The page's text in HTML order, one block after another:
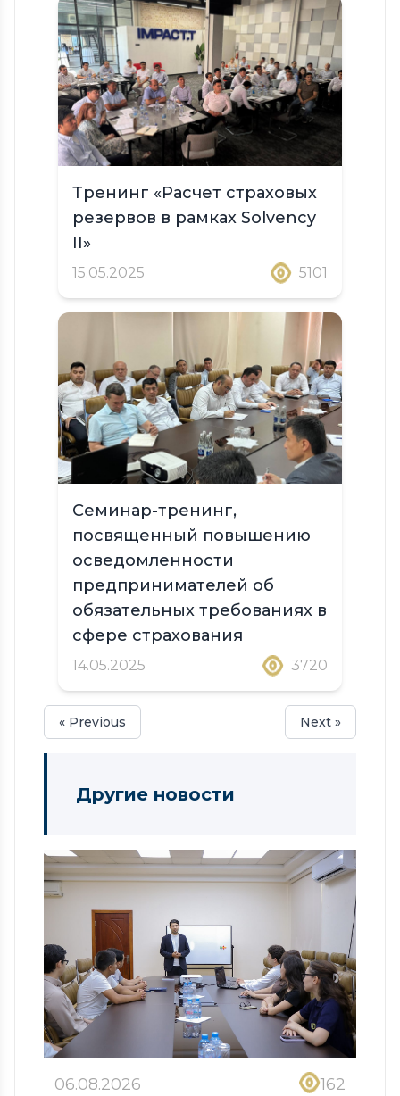
Тренинг «Расчет страховых
резервов в рамках Solvency
II»
15.05.2025 5101
Семинар-тренинг,
посвященный повышению
осведомленности
предпринимателей об
обязательных требованиях в
сфере страхования
14.05.2025 3720
« Previous Next »
Другие новости
06.08.2026 162